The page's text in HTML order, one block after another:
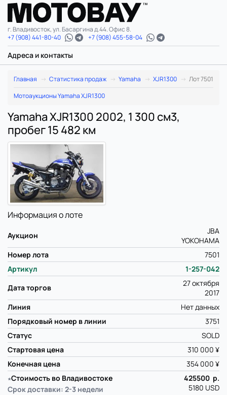
г. Владивосток, ул. Басаргина д.44. Офис 8.
+7 (908) 441-80-40
+7 (908) 455-58-04
Адреса и контакты
Главная Статистика продаж Yamaha XJR1300
Лот 7501
Мотоаукционы Yamaha XJR1300
Yamaha XJR1300 2002, 1 300 см3,
пробег 15 482 км
Информация о лоте
Аукцион
JBA
YOKOHAMA
Номер лота
7501
Артикул
1-257-042
Дата торгов
27 октября
2017
Линия
Нет данных
Порядковый номер в линии
3751
Статус
SOLD
Стартовая цена
310 000 ¥
Конечная цена
354 000 ¥
∗Стоимость во Владивостоке
Срок доставки: 2-3 недели
425500 р.
5180 USD